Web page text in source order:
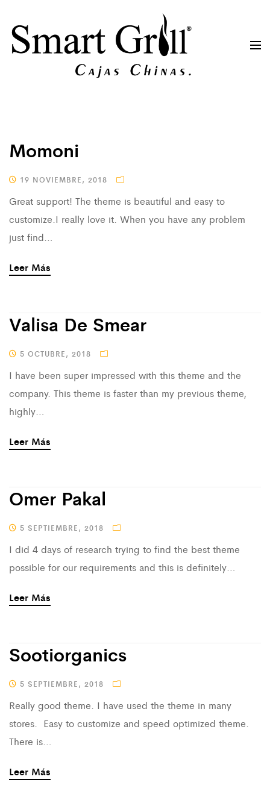
Momoni
19 NOVIEMBRE, 2018
Great support! The theme is beautiful and easy to
customize.I really love it. When you have any problem
just find…
Leer Más
Valisa De Smear
5 OCTUBRE, 2018
I have been super impressed with this theme and the
company. This theme is faster than my previous theme,
highly…
Leer Más
Omer Pakal
5 SEPTIEMBRE, 2018
I did 4 days of research trying to find the best theme
possible for our requirements and this is definitely…
Leer Más
Sootiorganics
5 SEPTIEMBRE, 2018
Really good theme. I have used the theme in many
stores. Easy to customize and speed optimized theme.
There is…
Leer Más